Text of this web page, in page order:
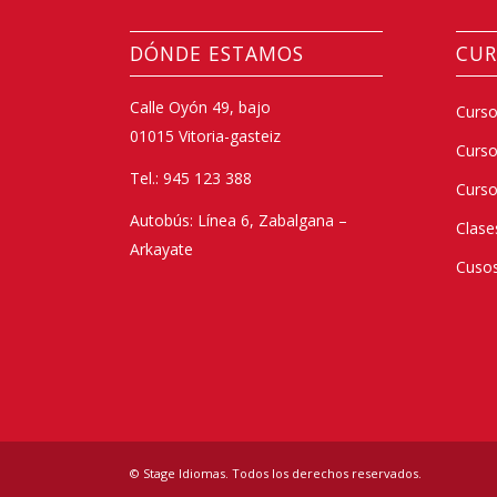
DÓNDE ESTAMOS
Calle Oyón 49, bajo
01015 Vitoria-gasteiz
Tel.: 945 123 388
Autobús: Línea 6, Zabalgana –
Arkayate
© Stage Idiomas. Todos los derechos reservados.